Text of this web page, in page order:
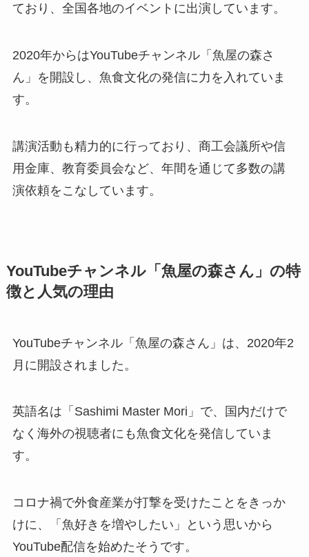
ており、全国各地のイベントに出演しています。
2020年からはYouTubeチャンネル「魚屋の森さ
ん」を開設し、魚食文化の発信に力を入れていま
す。
講演活動も精力的に行っており、商工会議所や信
用金庫、教育委員会など、年間を通じて多数の講
演依頼をこなしています。
YouTubeチャンネル「魚屋の森さん」の特
徴と人気の理由
YouTubeチャンネル「魚屋の森さん」は、2020年2
月に開設されました。
英語名は「Sashimi Master Mori」で、国内だけで
なく海外の視聴者にも魚食文化を発信していま
す。
コロナ禍で外食産業が打撃を受けたことをきっか
けに、「魚好きを増やしたい」という思いから
YouTube配信を始めたそうです。